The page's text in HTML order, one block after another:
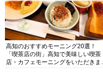
高知のおすすめモーニング20選！
「喫茶店の街」高知で美味しい喫茶
店・カフェモーニングをいただきま